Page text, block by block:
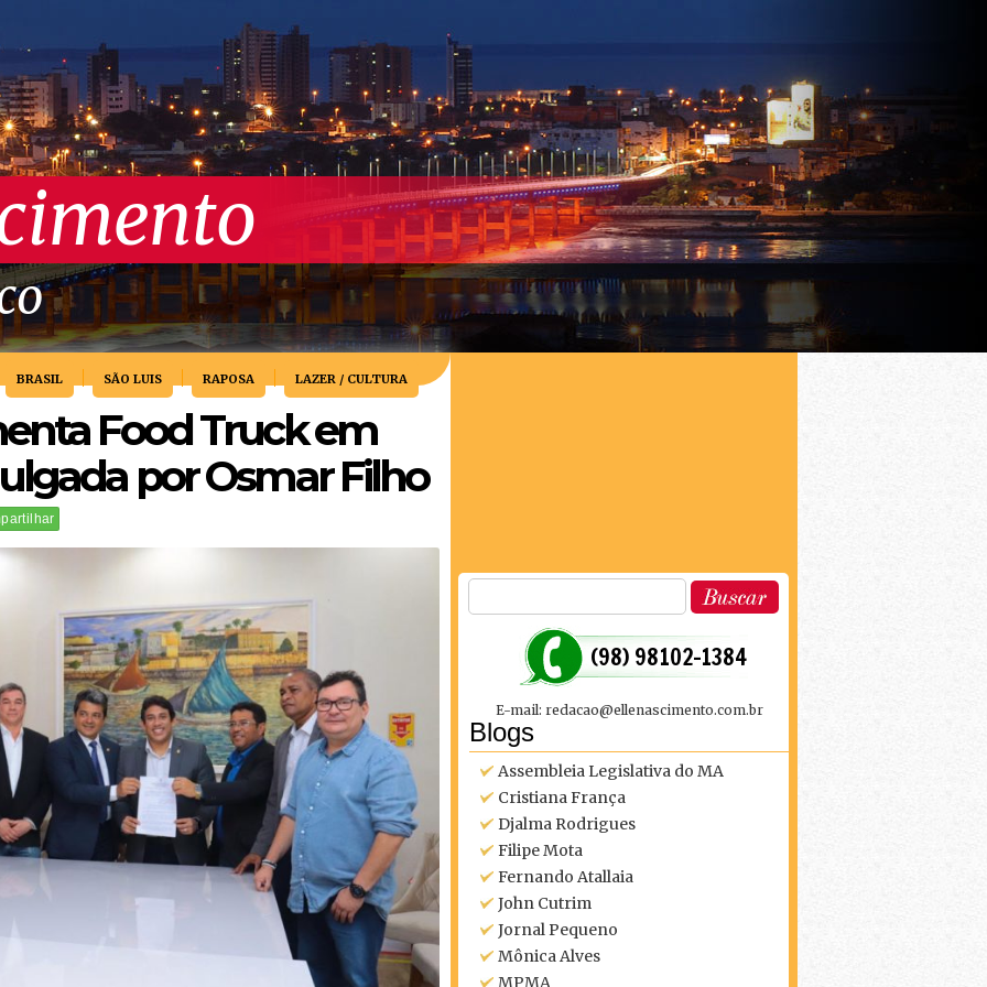
(98) 98102-1384
E-mail: redacao@ellenascimento.com.br
Blogs
Assembleia Legislativa do MA
Cristiana França
Djalma Rodrigues
Filipe Mota
Fernando Atallaia
John Cutrim
Jornal Pequeno
Mônica Alves
MPMA
BRASIL SÃO LUIS RAPOSA LAZER / CULTURA
Food Truck em
por Osmar Filho